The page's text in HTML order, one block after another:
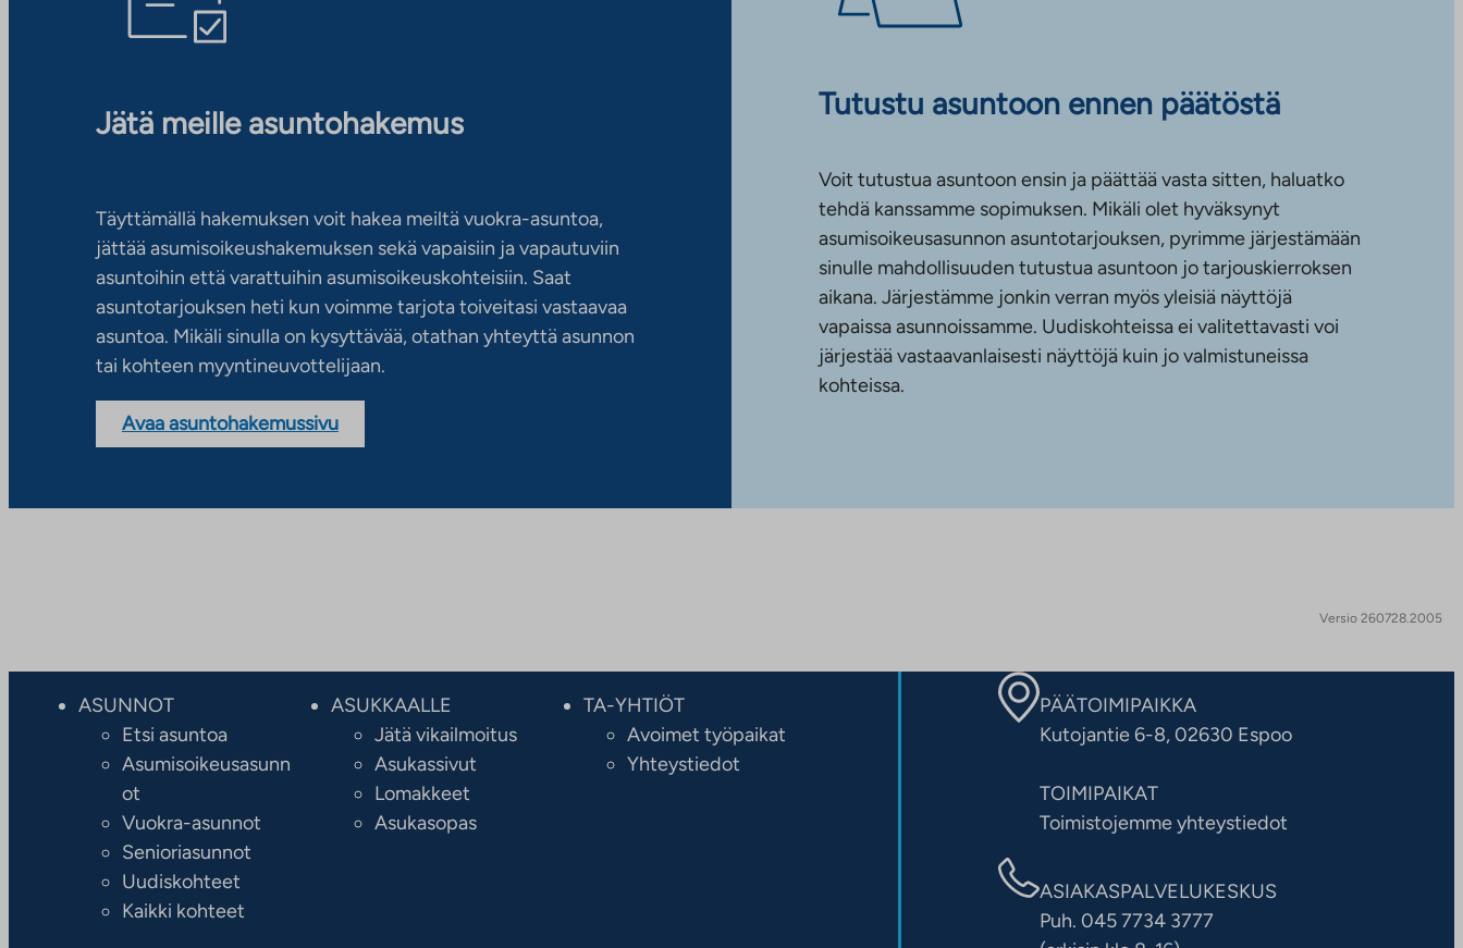
Jätä meille asuntohakemus
Täyttämällä hakemuksen voit hakea meiltä vuokra-asuntoa,
jättää asumisoikeushakemuksen sekä vapaisiin ja vapautuviin
asuntoihin että varattuihin asumisoikeuskohteisiin. Saat
asuntotarjouksen heti kun voimme tarjota toiveitasi vastaavaa
asuntoa. Mikäli sinulla on kysyttävää, otathan yhteyttä asunnon
tai kohteen myyntineuvottelijaan.
Avaa asuntohakemussivu
Tutustu asuntoon ennen päätöstä
Voit tutustua asuntoon ensin ja päättää vasta sitten, haluatko
tehdä kanssamme sopimuksen. Mikäli olet hyväksynyt
asumisoikeusasunnon asuntotarjouksen, pyrimme järjestämään
sinulle mahdollisuuden tutustua asuntoon jo tarjouskierroksen
aikana. Järjestämme jonkin verran myös yleisiä näyttöjä
vapaissa asunnoissamme. Uudiskohteissa ei valitettavasti voi
järjestää vastaavanlaisesti näyttöjä kuin jo valmistuneissa
kohteissa.
Versio 260728.2005
ASUNNOT
Etsi asuntoa
Asumisoikeusasunn
ot
Vuokra-asunnot
Senioriasunnot
Uudiskohteet
Kaikki kohteet
ASUKKAALLE
Jätä vikailmoitus
Asukassivut
Lomakkeet
Asukasopas
TA-YHTIÖT
Avoimet työpaikat
Yhteystiedot
PÄÄTOIMIPAIKKA
Kutojantie 6-8, 02630 Espoo
TOIMIPAIKAT
Toimistojemme yhteystiedot
ASIAKASPALVELUKESKUS
Puh. 045 7734 3777